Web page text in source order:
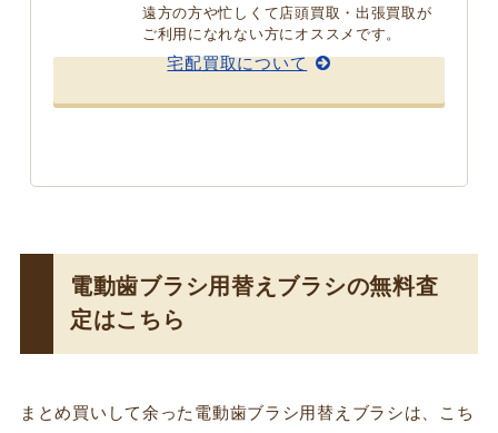
遠方の方や忙しくて店頭買取・出張買取が
ご利用になれない方にオススメです。
宅配買取について
電動歯ブラシ用替えブラシの無料査
定はこちら
まとめ買いして余った電動歯ブラシ用替えブラシは、こち